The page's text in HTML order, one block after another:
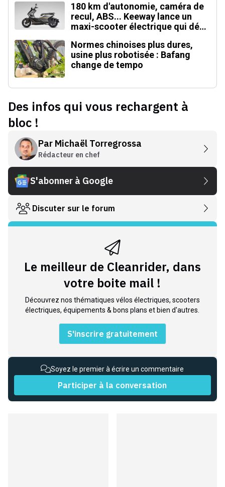
180 km d'autonomie, caméra de
recul, ABS... Keeway lance un
maxi-scooter électrique qui défie
Normes chinoises plus dures,
usine plus robotisée : Bafang
change de tempo
Des infos qui vous rechargent à
bloc !
Par Michaël Torregrossa
Rédacteur en chef
S'abonner à Google
Discuter sur le forum
Le meilleur de Cleanrider, dans
votre boite mail !
Découvrez nos thématiques vélos électriques, scooters
électriques, équipements & bons plans et bien d'autres.
S'inscrire gratuitement
Soyez le premier à écrire un commentaire
Participer à la conversation